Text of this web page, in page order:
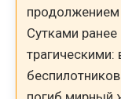
продолжением
Сутками
трагическими: